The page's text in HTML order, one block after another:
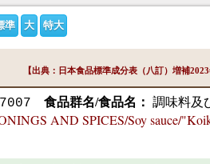
準 大 特大
【出典：日本食品標準成分表（八訂）増補
食品群名/食品名： 調味料及
AND SPICES/Soy sauce/